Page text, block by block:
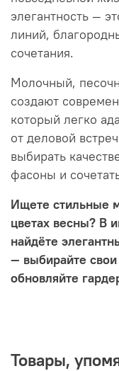
элегантность —
линий,
сочетания.
Молочный,
создают
который легко
от деловой
выбирать
фасоны и
Ищете стильные
цветах весны? В
найдёте
— выбирайте
обновляйте
Товары,